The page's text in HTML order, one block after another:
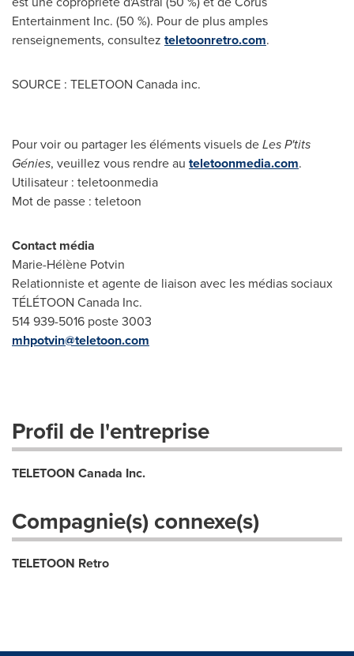
Entertainment Inc. (50 %). Pour de plus amples
renseignements, consultez teletoonretro.com.
SOURCE : TELETOON Canada inc.
Pour voir ou partager les éléments visuels deLes P'tits
Génies, veuillez vous rendre au teletoonmedia.com.
Utilisateur : teletoonmedia
Mot de passe : teletoon
Contact média
Marie-Hélène Potvin
Relationniste et agente de liaison avec les médias sociaux
TÉLÉTOON Canada Inc.
514 939-5016 poste 3003
mhpotvin@teletoon.com
Profil de l'entreprise
TELETOON Canada Inc.
Compagnie(s) connexe(s)
TELETOON Retro